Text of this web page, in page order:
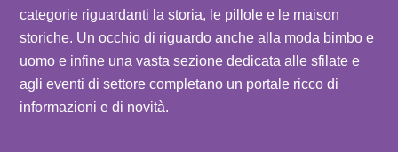
categorie riguardanti la storia, le pillole e le maison
storiche. Un occhio di riguardo anche alla moda bimbo e
uomo e infine una vasta sezione dedicata alle sfilate e
agli eventi di settore completano un portale ricco di
informazioni e di novità.